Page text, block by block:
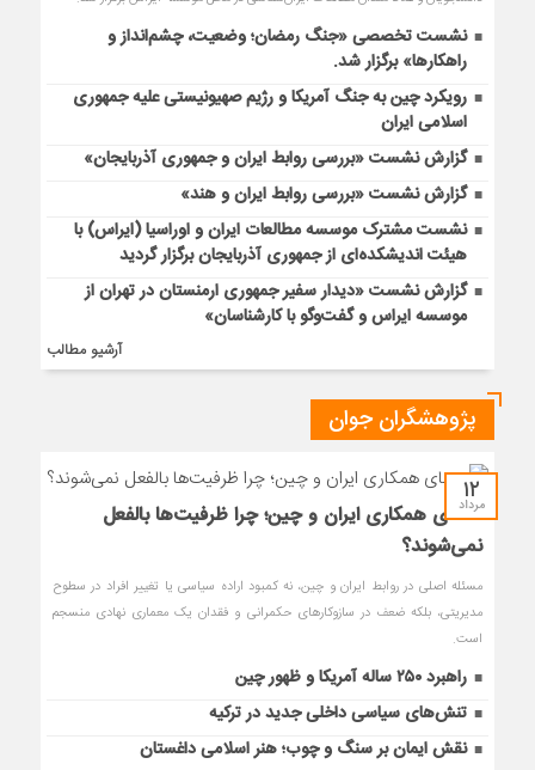
نشست تخصصی «جنگ رمضان؛ وضعیت، چشم‌انداز و
راهکارها» برگزار شد.
رویکرد چین به جنگ آمریکا و رژیم صهیونیستی علیه جمهوری
اسلامی ایران
گزارش نشست «بررسی روابط ایران و جمهوری آذربایجان»
گزارش نشست «بررسی روابط ایران و هند»
نشست مشترک موسسه مطالعات ایران و اوراسیا (ایراس) با
هیئت اندیشکده‌ای از جمهوری آذربایجان برگزار گردید
گزارش نشست «دیدار سفیر جمهوری ارمنستان در تهران از
موسسه ایراس و گفت‌وگو با کارشناسان»
آرشیو مطالب
پژوهشگران جوان
۱۲
مرداد
معمای همکاری ایران و چین؛ چرا ظرفیت‌ها بالفعل
نمی‌شوند؟
مسئله اصلی در روابط ایران و چین، نه کمبود اراده سیاسی یا تغییر افراد در سطوح
مدیریتی، بلکه ضعف در سازوکارهای حکمرانی و فقدان یک معماری نهادی منسجم
است.
راهبرد ۲۵۰ ساله آمریکا و ظهور چین
تنش‌های سیاسی داخلی جدید در ترکیه
نقش ایمان بر سنگ و چوب؛ هنر اسلامی داغستان